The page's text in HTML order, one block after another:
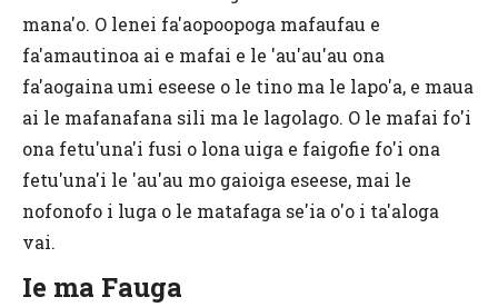
mana'o. O lenei fa'aopoopoga mafaufau e
fa'amautinoa ai e mafai e le 'au'au'au ona
fa'aogaina umi eseese o le tino ma le lapo'a, e maua
ai le mafanafana sili ma le lagolago. O le mafai fo'i
ona fetu'una'i fusi o lona uiga e faigofie fo'i ona
fetu'una'i le 'au'au mo gaioiga eseese, mai le
nofonofo i luga o le matafaga se'ia o'o i ta'aloga
vai.
Ie ma Fauga